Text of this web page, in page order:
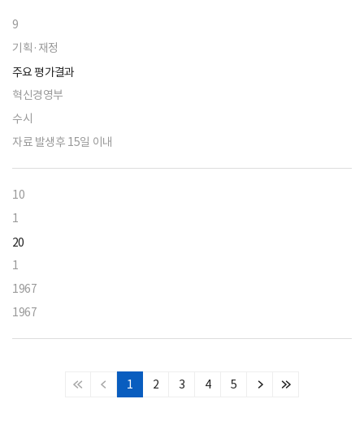
9
기획·재정
주요 평가결과
혁신경영부
수시
자료 발생후 15일 이내
10
1
20
1
1967
1967
처
이
1 2 3 4 5
다
마